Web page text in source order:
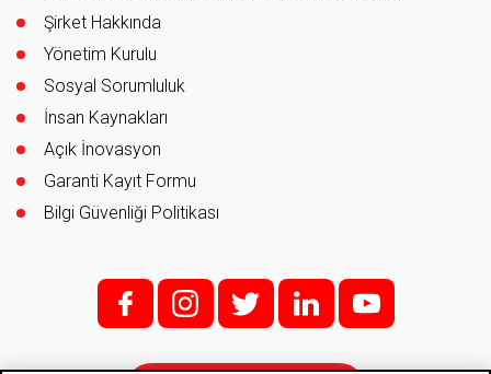
Şirket Hakkında
Yönetim Kurulu
Sosyal Sorumluluk
İnsan Kaynakları
Açık İnovasyon
Garanti Kayıt Formu
Bilgi Güvenliği Politikası
f; i; t l y